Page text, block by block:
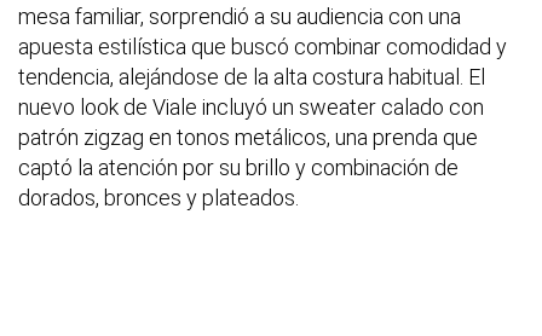
mesa familiar, sorprendió a su audiencia con una
apuesta estilística que buscó combinar comodidad y
tendencia, alejándose de la alta costura habitual. El
nuevo look de Viale incluyó un sweater calado con
patrón zigzag en tonos metálicos, una prenda que
captó la atención por su brillo y combinación de
dorados, bronces y plateados.